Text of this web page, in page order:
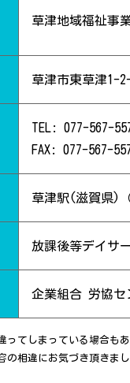
草津地域福祉事
草津市東草津1-
TEL: 077-567-
FAX: 077-567-
草津駅(滋賀県)
放課後等デイサ
企業組合 労協セ
てしまっている場合も
の相違にお気づき頂きま